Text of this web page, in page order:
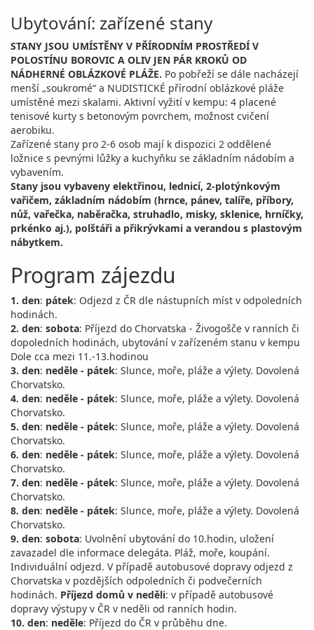
Ubytování: zařízené stany
STANY JSOU UMÍSTĚNY V PŘÍRODNÍM PROSTŘEDÍ V
POLOSTÍNU BOROVIC A OLIV JEN PÁR KROKŮ OD
NÁDHERNÉ OBLÁZKOVÉ PLÁŽE. Po pobřeží se dále nacházejí
menší „soukromé“ a NUDISTICKÉ přírodní oblázkové pláže
umístěné mezi skalami. Aktivní vyžití v kempu: 4 placené
tenisové kurty s betonovým povrchem, možnost cvičení
aerobiku.
Zařízené stany pro 2-6 osob mají k dispozici 2 oddělené
ložnice s pevnými lůžky a kuchyňku se základním nádobím a
vybavením.
Stany jsou vybaveny elektřinou, lednicí, 2-plotýnkovým
vařičem, základním nádobím (hrnce, pánev, talíře, příbory,
nůž, vařečka, naběračka, struhadlo, misky, sklenice, hrníčky,
prkénko aj.), polštáři a přikrývkami a verandou s plastovým
nábytkem.
Program zájezdu
1. den: pátek: Odjezd z ČR dle nástupních míst v odpoledních
hodinách.
2. den: sobota: Příjezd do Chorvatska - Živogošče v ranních či
dopoledních hodinách, ubytování v zařízeném stanu v kempu
Dole cca mezi 11.-13.hodinou
3. den: neděle - pátek: Slunce, moře, pláže a výlety. Dovolená
Chorvatsko.
4. den: neděle - pátek: Slunce, moře, pláže a výlety. Dovolená
Chorvatsko.
5. den: neděle - pátek: Slunce, moře, pláže a výlety. Dovolená
Chorvatsko.
6. den: neděle - pátek: Slunce, moře, pláže a výlety. Dovolená
Chorvatsko.
7. den: neděle - pátek: Slunce, moře, pláže a výlety. Dovolená
Chorvatsko.
8. den: neděle - pátek: Slunce, moře, pláže a výlety. Dovolená
Chorvatsko.
9. den: sobota: Uvolnění ubytování do 10.hodin, uložení
zavazadel dle informace delegáta. Pláž, moře, koupání.
Individuální odjezd. V případě autobusové dopravy odjezd z
Chorvatska v pozdějších odpoledních či podvečerních
hodinách. Příjezd domů v neděli: v případě autobusové
dopravy výstupy v ČR v neděli od ranních hodin.
10. den: neděle: Příjezd do ČR v průběhu dne.